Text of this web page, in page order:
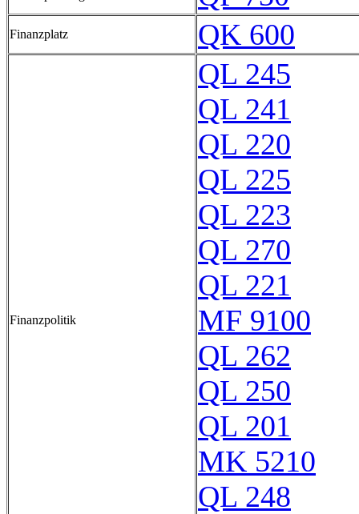
Finanzplatz QK 600
Finanzpolitik
QL 245
QL 241
QL 220
QL 225
QL 223
QL 270
QL 221
MF 9100
QL 262
QL 250
QL 201
MK 5210
QL 248